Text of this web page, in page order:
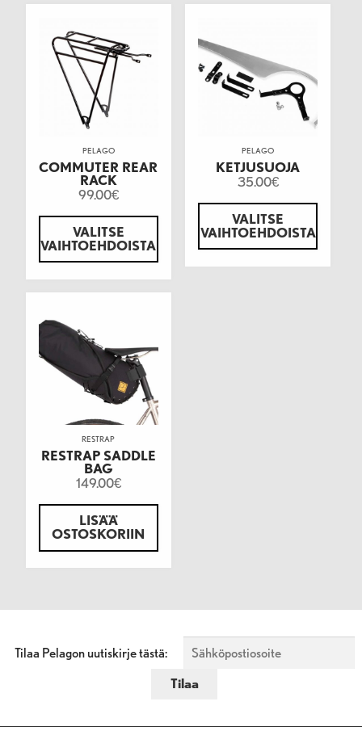
PELAGO
COMMUTER REAR
RACK
99.00€
VALITSE
VAIHTOEHDOISTA
PELAGO
KETJUSUOJA
35.00€
VALITSE
VAIHTOEHDOISTA
RESTRAP
RESTRAP SADDLE
BAG
149.00€
LISÄÄ
OSTOSKORIIN
Tilaa Pelagon uutiskirje tästä: